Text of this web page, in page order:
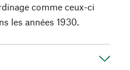
comme ceux-ci
les années 1930.